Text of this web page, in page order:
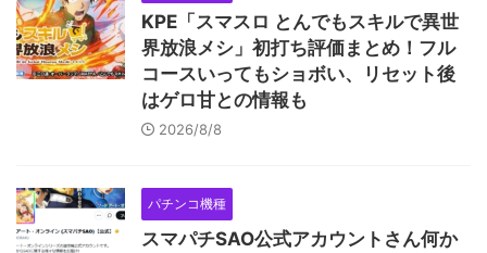
KPE「スマスロ とんでもスキルで異世
界放浪メシ」初打ち評価まとめ！フル
コースいってもショボい、リセット後
はゲロ甘との情報も
2026/8/8
パチンコ機種
スマパチSAO公式アカウントさん何か